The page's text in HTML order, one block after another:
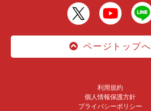
ページトップへ
利用規約
個人情報保護方針
プライバシーポリシー